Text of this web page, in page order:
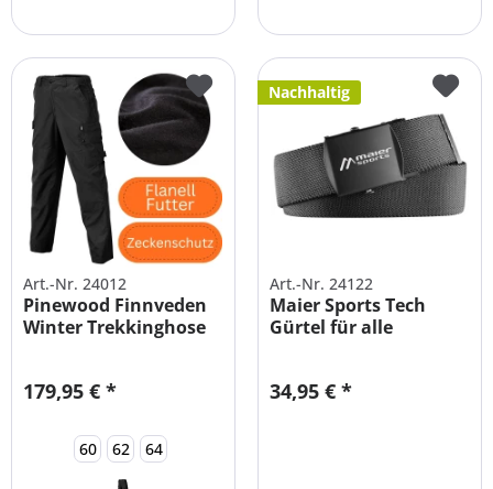
Art.-Nr. 24012
Pinewood Finnveden
Winter Trekkinghose
179,95 € *
60 62 64
Nachhaltig
Art.-Nr. 24122
Maier Sports Tech
Gürtel für alle
34,95 € *